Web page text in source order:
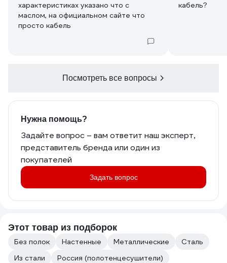
характеристиках указано что с
маслом, на официальном сайте что
просто кабель
кабель?
Посмотреть все вопросы
Нужна помощь?
Задайте вопрос – вам ответит наш эксперт,
представитель бренда или один из
покупателей
Задать вопрос
Этот товар из подборок
Без полок Настенные Металлические
Сталь
Из стали
Россия (полотенцесушители)